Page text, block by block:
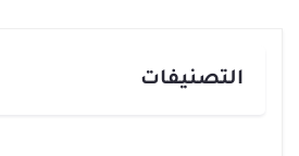
التصنيفات